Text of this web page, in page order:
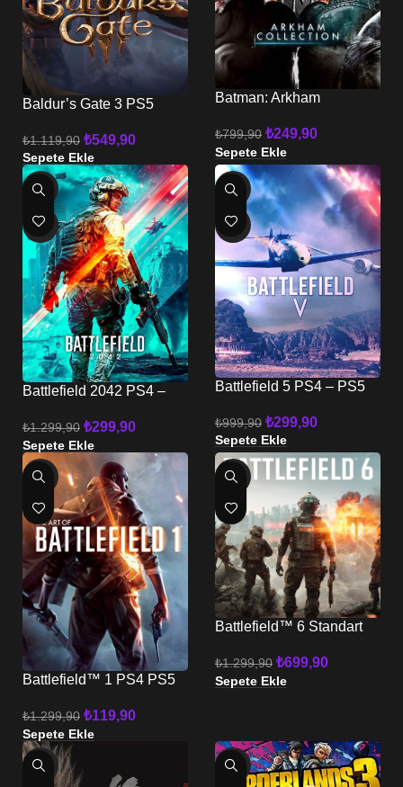
Baldur’s Gate 3 PS5
₺1.119,90 ₺549,90
Sepete Ekle
Batman: Arkham
₺799,90 ₺249,90
Sepete Ekle
-77%
HOT
Battlefield 2042 PS4 –
₺1.299,90 ₺299,90
Sepete Ekle
-70%
HOT
Battlefield 5 PS4 – PS5
₺999,90 ₺299,90
Sepete Ekle
-91%
Battlefield™ 1 PS4 PS5
₺1.299,90 ₺119,90
Sepete Ekle
-46%
Battlefield™ 6 Standart
₺1.299,90 ₺699,90
Sepete Ekle
-83% -63%